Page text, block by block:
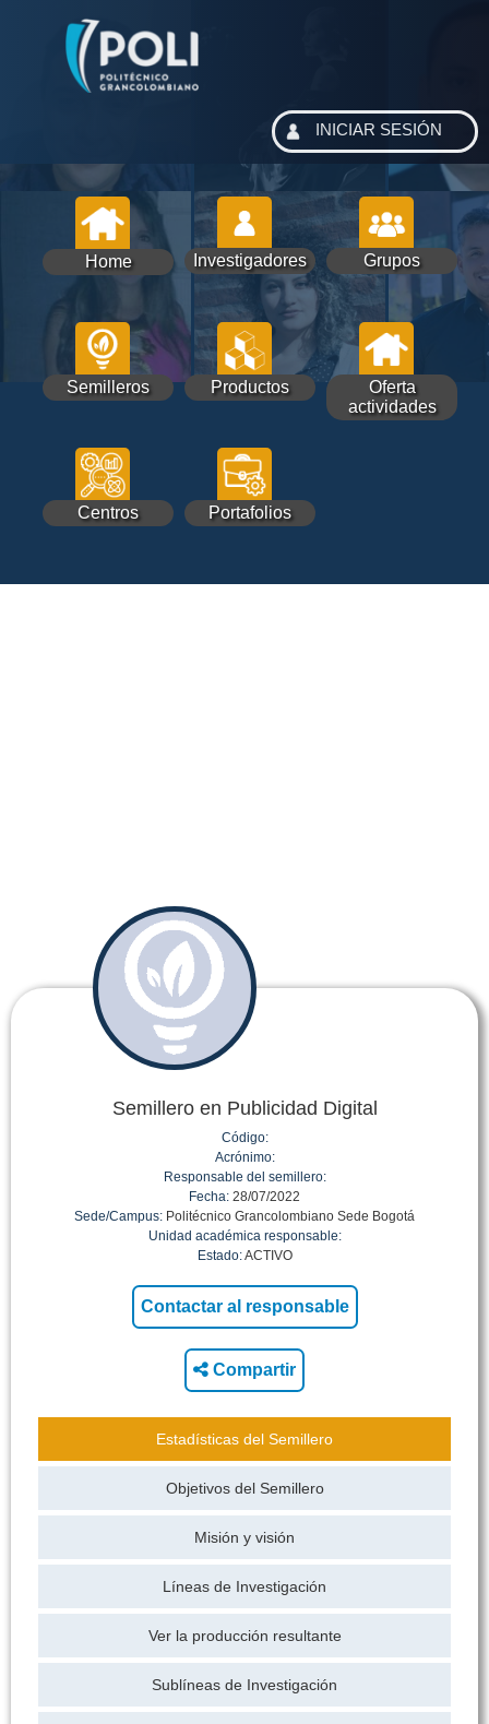
Home Investigadores Grupos
Semilleros Productos
Oferta
actividades
Centros Portafolios
INICIAR SESIÓN
Semillero en Publicidad Digital
Código:
Acrónimo:
Responsable del semillero:
Fecha: 28/07/2022
Sede/Campus: Politécnico Grancolombiano Sede Bogotá
Unidad académica responsable:
Estado:ACTIVO
Compartir
Estadísticas del Semillero
Objetivos del Semillero
Misión y visión
Líneas de Investigación
Ver la producción resultante
Sublíneas de Investigación